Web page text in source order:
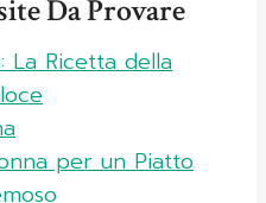
Da Provare
La Ricetta della
per un Piatto